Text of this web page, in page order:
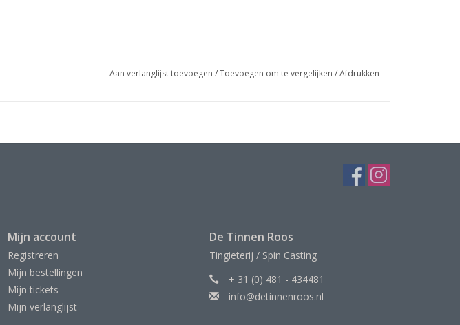
Aan verlanglijst toevoegen /Toevoegen om te vergelijken /Afdrukken
Mijn account
Registreren
Mijn bestellingen
Mijn tickets
Mijn verlanglijst
De Tinnen Roos
Tingieterij / Spin Casting
+ 31 (0) 481 - 434481
info@detinnenroos.nl